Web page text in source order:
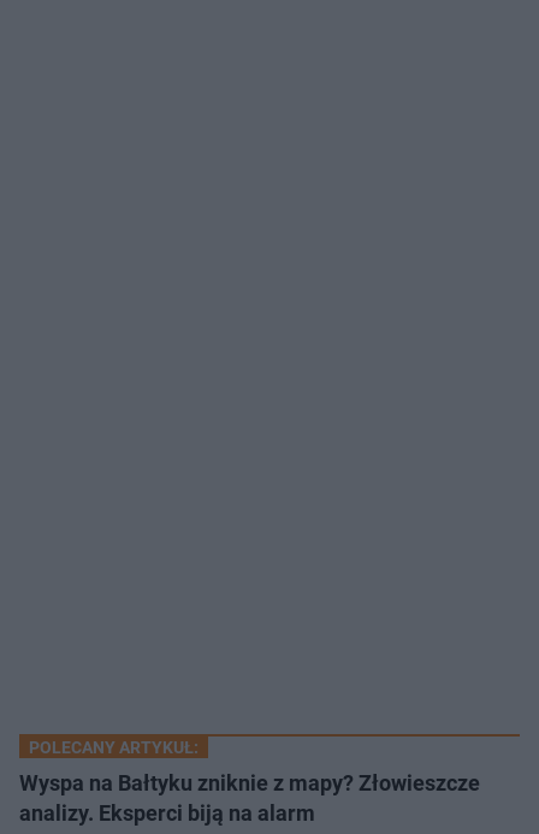
POLECANY ARTYKUŁ:
Wyspa na Bałtyku zniknie z mapy? Złowieszcze
analizy. Eksperci biją na alarm